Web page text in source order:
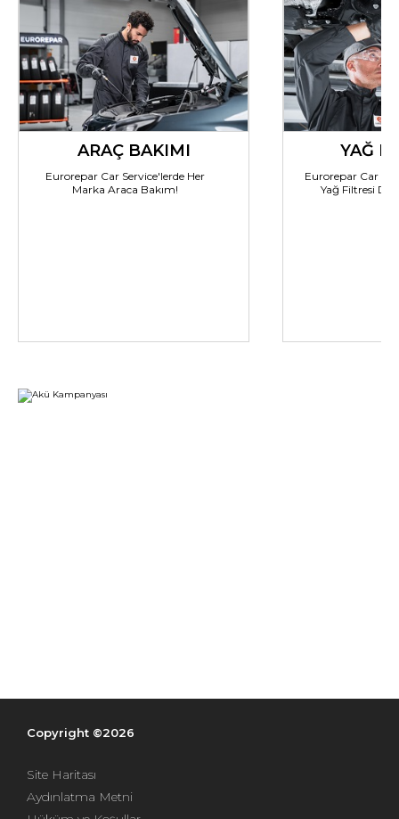
ARAÇ BAKIMI
Eurorepar Car Service'lerde Her
Marka Araca Bakım!
YAĞ
Eurorepar Car
Yağ Filtresi
Copyright ©2026
Site Haritası
Aydınlatma Metni